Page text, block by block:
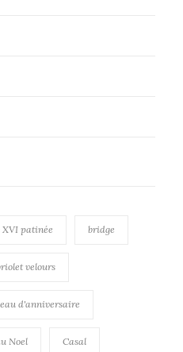
XVI patinée bridge
velours
d'anniversaire
Noel Casal